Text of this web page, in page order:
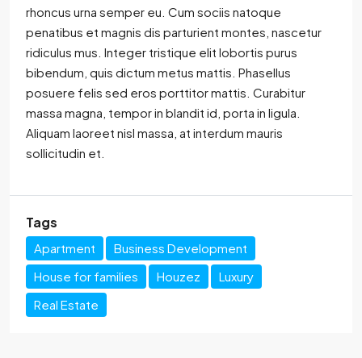
rhoncus urna semper eu. Cum sociis natoque
penatibus et magnis dis parturient montes, nascetur
ridiculus mus. Integer tristique elit lobortis purus
bibendum, quis dictum metus mattis. Phasellus
posuere felis sed eros porttitor mattis. Curabitur
massa magna, tempor in blandit id, porta in ligula.
Aliquam laoreet nisl massa, at interdum mauris
sollicitudin et.
Tags
Apartment
Business Development
House for families
Houzez
Luxury
Real Estate